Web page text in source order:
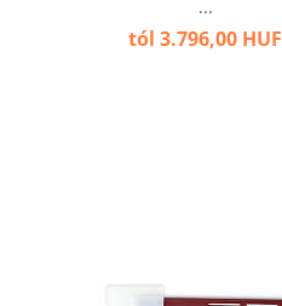
...
tól 3.796,00 HUF